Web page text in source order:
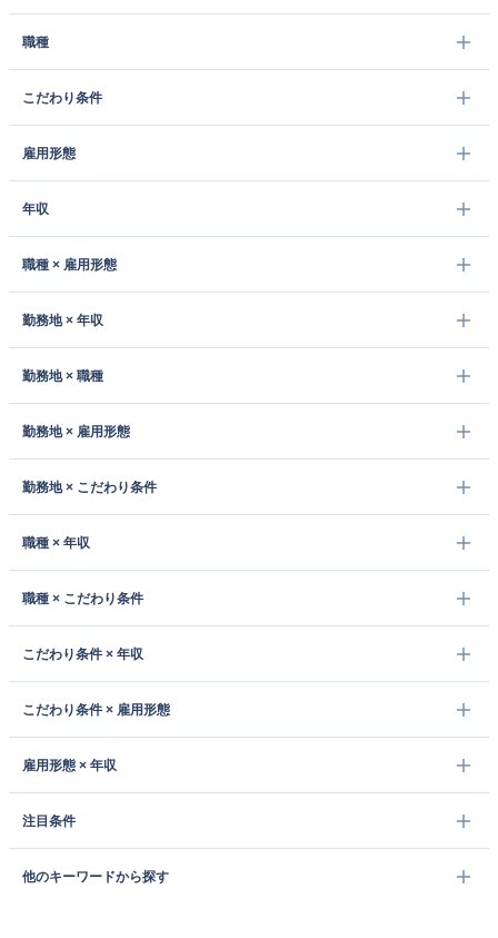
職種
こだわり条件
雇用形態
年収
職種 × 雇用形態
勤務地 × 年収
勤務地 × 職種
勤務地 × 雇用形態
勤務地 × こだわり条件
職種 × 年収
職種 × こだわり条件
こだわり条件 × 年収
こだわり条件 × 雇用形態
雇用形態 × 年収
注目条件
他のキーワードから探す